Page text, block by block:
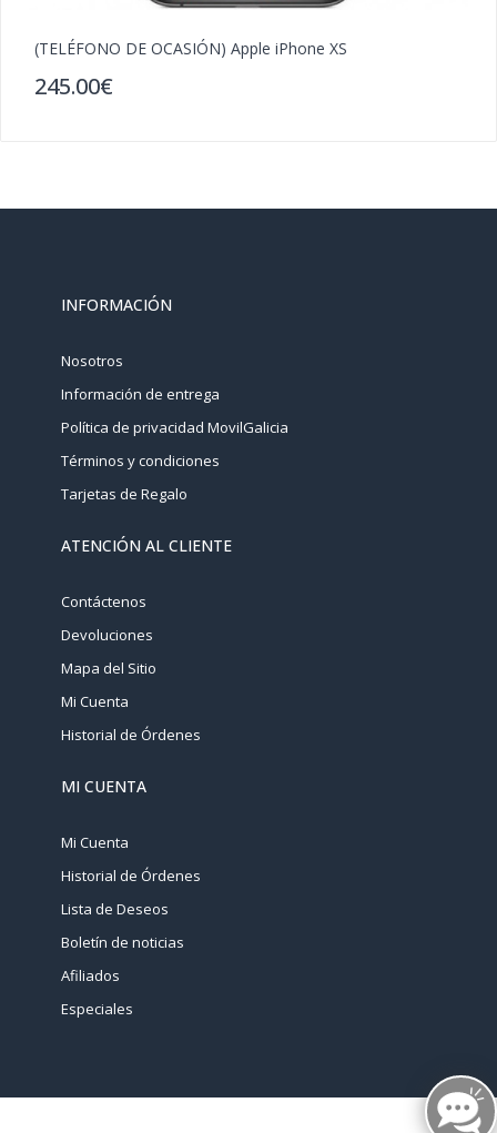
(TELÉFONO DE OCASIÓN) Apple iPhone XS
245.00€
INFORMACIÓN
Nosotros
Información de entrega
Política de privacidad MovilGalicia
Términos y condiciones
Tarjetas de Regalo
ATENCIÓN AL CLIENTE
Contáctenos
Devoluciones
Mapa del Sitio
Mi Cuenta
Historial de Órdenes
MI CUENTA
Mi Cuenta
Historial de Órdenes
Lista de Deseos
Boletín de noticias
Afiliados
Especiales